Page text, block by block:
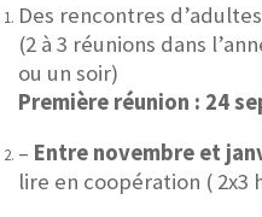
Des rencontres
(2 à 3 réunions dans
ou un soir)
Première réunion : 24
– Entre novembre et
lire en coopération (